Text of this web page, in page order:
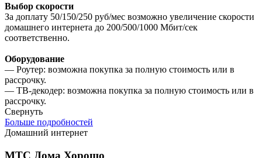
Выбор скорости
За доплату 50/150/250 руб/мес возможно увеличение скорости
домашнего интернета до 200/500/1000 Мбит/сек
соответственно.
Оборудование
— Роутер: возможна покупка за полную стоимость или в
рассрочку.
— ТВ-декодер: возможна покупка за полную стоимость или в
рассрочку.
Свернуть
Больше подробностей
Домашний интернет
МТС Дома Хорошо